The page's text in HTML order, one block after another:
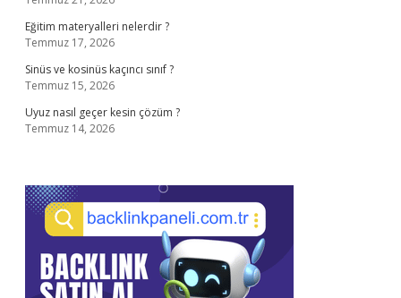
Eğitim materyalleri nelerdir ?
Temmuz 17, 2026
Sinüs ve kosinüs kaçıncı sınıf ?
Temmuz 15, 2026
Uyuz nasıl geçer kesin çözüm ?
Temmuz 14, 2026